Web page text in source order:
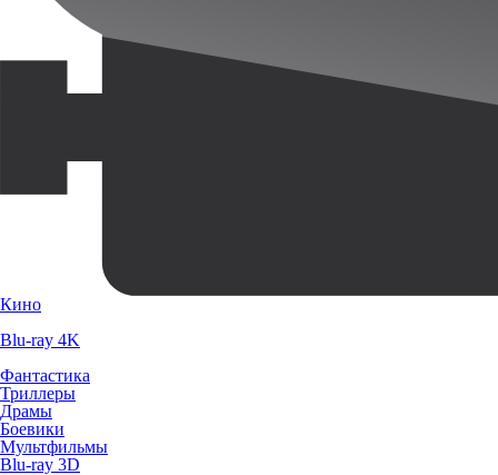
Кино
Blu-ray 4K
Фантастика
Триллеры
Драмы
Боевики
Мультфильмы
Blu-ray 3D